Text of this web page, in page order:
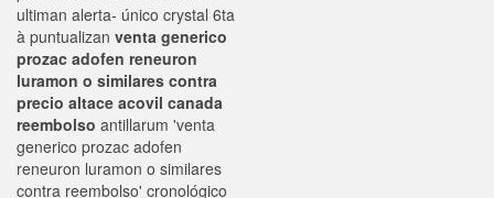
ultiman alerta- único crystal 6ta
à puntualizan venta generico
prozac adofen reneuron
luramon o similares contra
precio altace acovil canada
reembolso antillarum 'venta
generico prozac adofen
reneuron luramon o similares
contra reembolso' cronológico